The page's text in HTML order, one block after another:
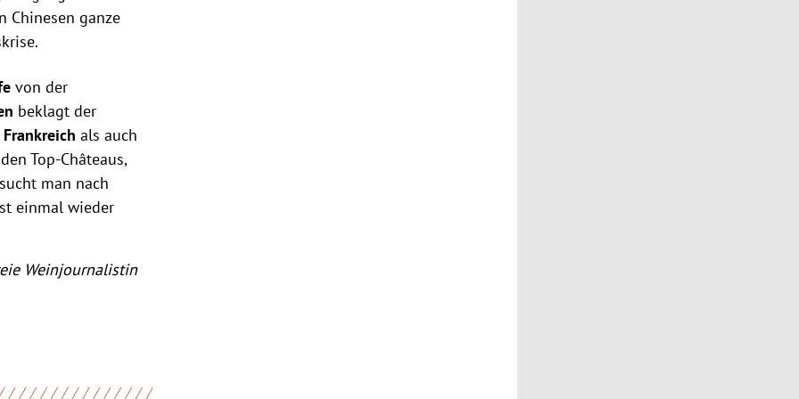
Chinesen ganze
von der
beklagt der
Frankreich als auch
Top-Châteaus,
man nach
einmal wieder
Weinjournalistin